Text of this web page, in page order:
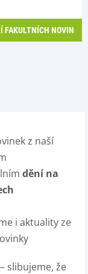
FAKULTNÍCH NOVIN
z naší
dění na
i aktuality ze
slibujeme, že